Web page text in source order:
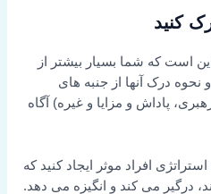
کنید
است که شما بسیار بیشتر از
نحوه درک آنها از جنبه های
پاداش و مزایا و غیره) آگاه
افراد موثر ایجاد کنید که
درگیر می کند و انگیزه می دهد.